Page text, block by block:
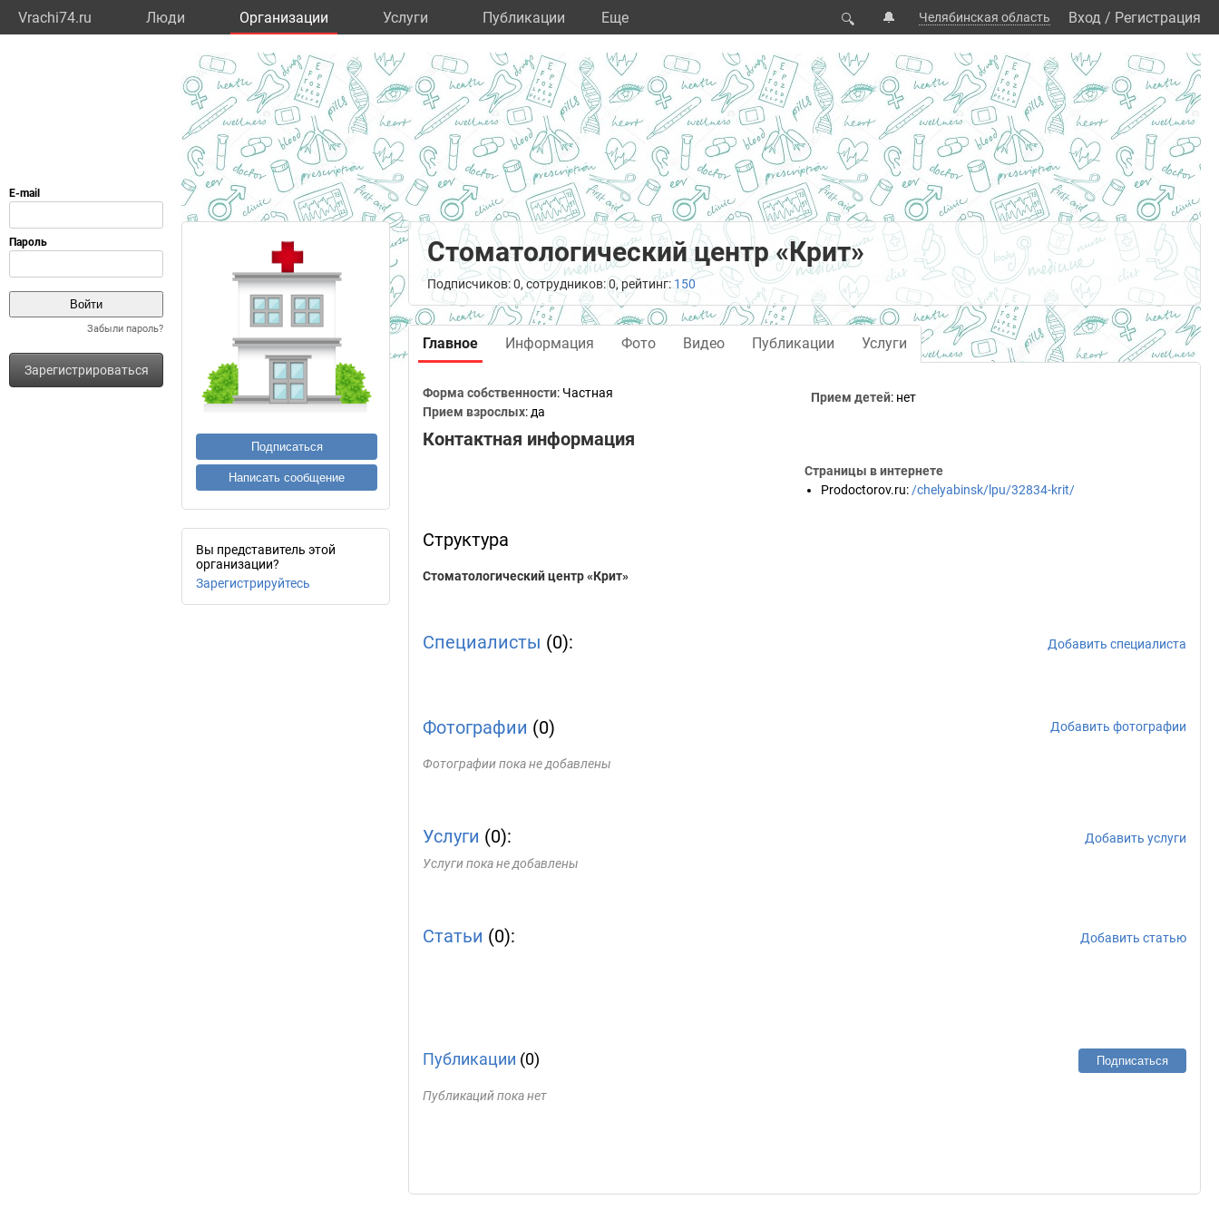
Vrachi74.ru Люди Организации Услуги Публикации Eще 🔍 🔔 Челябинская область Вход / Регистрация
Забыли пароль?
Зарегистрироваться
Подписаться
Написать сообщение
Вы представитель этой
организации?
Зарегистрируйтесь
Стоматологический центр «Крит»
Подписчиков: 0, сотрудников: 0, рейтинг: 150
Главное Информация Фото Видео Публикации Услуги
Форма собственности: Частная
Прием взрослых: да
Прием детей: нет
Контактная информация
Страницы в интернете
Prodoctorov.ru: /chelyabinsk/lpu/32834-krit/
Структура
Стоматологический центр «Крит»
Специалисты (0): Добавить специалиста
Фотографии (0) Добавить фотографии
Фотографии пока не добавлены
Услуги (0):
Добавить услуги
Услуги пока не добавлены
Статьи (0): Добавить статью
Публикации (0) Подписаться
Публикаций пока нет